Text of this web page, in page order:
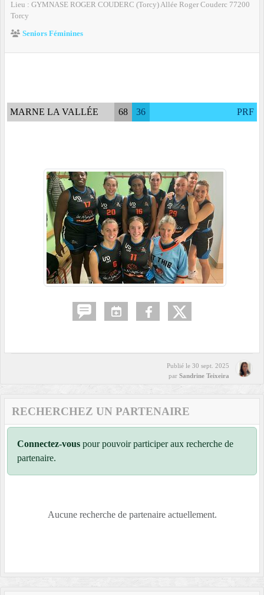
Lieu : GYMNASE ROGER COUDERC (Torcy) Allée Roger Couderc 77200
Torcy
Seniors Féminines
MARNE LA VALLÉE 68 36 PRF
Publié le 30 sept. 2025
par Sandrine Teixeira
RECHERCHEZ UN PARTENAIRE
Connectez-vous pour pouvoir participer aux recherche de
partenaire.
Aucune recherche de partenaire actuellement.